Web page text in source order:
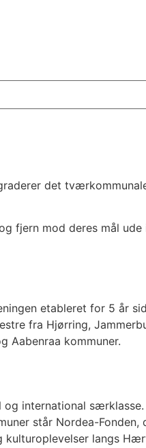
det
fjern mod deres mål
etableret for 5 år
fra Hjørring,
Aabenraa kommuner.
international
står Nordea-
langs